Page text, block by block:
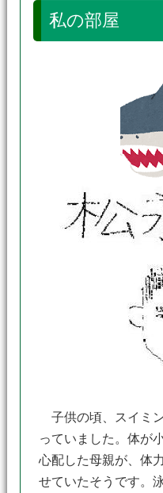
私の部屋
子供の頃、スイミ
っていました。体が
心配した母親が、体
せていたそうです。